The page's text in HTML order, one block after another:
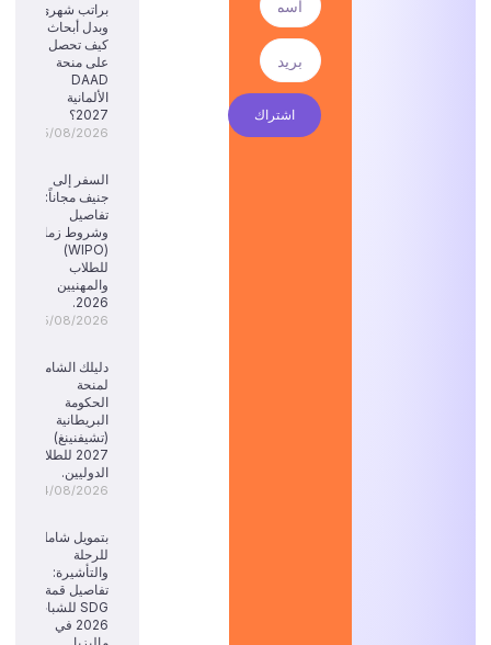
اشتراك
براتب شهري
وبدل أبحاث:
كيف تحصل
على منحة
DAAD
الألمانية
2027؟
05/08/2026
السفر إلى
جنيف مجاناً:
تفاصيل
وشروط زمالة
(WIPO)
للطلاب
والمهنيين
2026.
05/08/2026
دليلك الشامل
لمنحة
الحكومة
البريطانية
(تشيفنينغ)
2027 للطلاب
الدوليين.
04/08/2026
بتمويل شامل
للرحلة
والتأشيرة:
تفاصيل قمة
SDG للشباب
2026 في